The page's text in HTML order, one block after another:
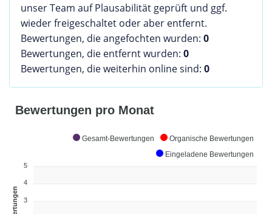
unser Team auf Plausabilität geprüft und ggf.
wieder freigeschaltet oder aber entfernt.
Bewertungen, die angefochten wurden: 0
Bewertungen, die entfernt wurden: 0
Bewertungen, die weiterhin online sind: 0
Gesamt-Bewertungen
Organische Bewertungen
Eingeladene Bewertungen
Bewertungen pro Monat
5
4
3